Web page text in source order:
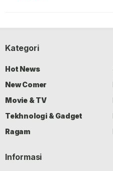
Kategori
Hot News
New Comer
Movie & TV
Tekhnologi & Gadget
Ragam
Informasi